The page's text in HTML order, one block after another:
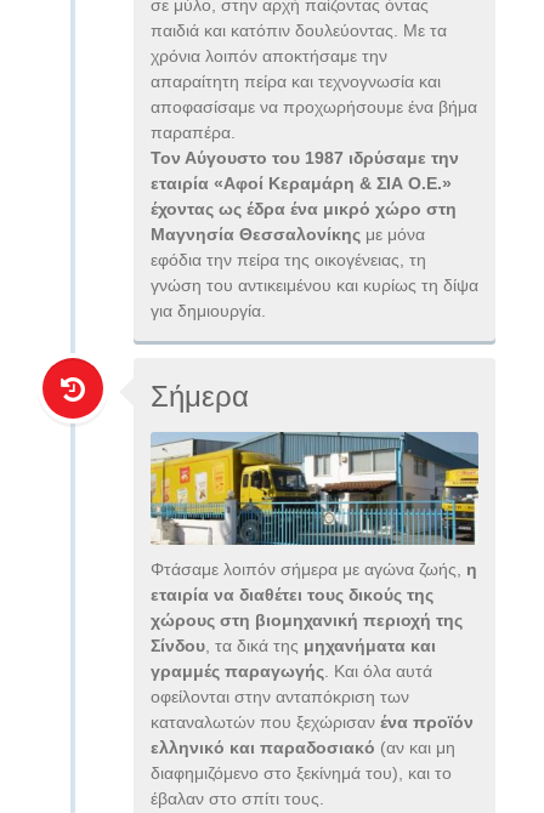
σε μύλο, στην αρχή παίζοντας όντας
παιδιά και κατόπιν δουλεύοντας. Με τα
χρόνια λοιπόν αποκτήσαμε την
απαραίτητη πείρα και τεχνογνωσία και
αποφασίσαμε να προχωρήσουμε ένα βήμα
παραπέρα.
Τον Αύγουστο του 1987 ιδρύσαμε την
εταιρία «Αφοί Κεραμάρη & ΣΙΑ Ο.Ε.»
έχοντας ως έδρα ένα μικρό χώρο στη
Μαγνησία Θεσσαλονίκηςμε μόνα
εφόδια την πείρα της οικογένειας, τη
γνώση του αντικειμένου και κυρίως τη δίψα
για δημιουργία.
Σήμερα
Φτάσαμε λοιπόν σήμερα με αγώνα ζωής, η
εταιρία να διαθέτει τους δικούς της
χώρους στη βιομηχανική περιοχή της
Σίνδου, τα δικά της μηχανήματα και
γραμμές παραγωγής. Και όλα αυτά
οφείλονται στην ανταπόκριση των
καταναλωτών που ξεχώρισαν ένα προϊόν
ελληνικό και παραδοσιακό (αν και μη
διαφημιζόμενο στο ξεκίνημά του), και το
έβαλαν στο σπίτι τους.